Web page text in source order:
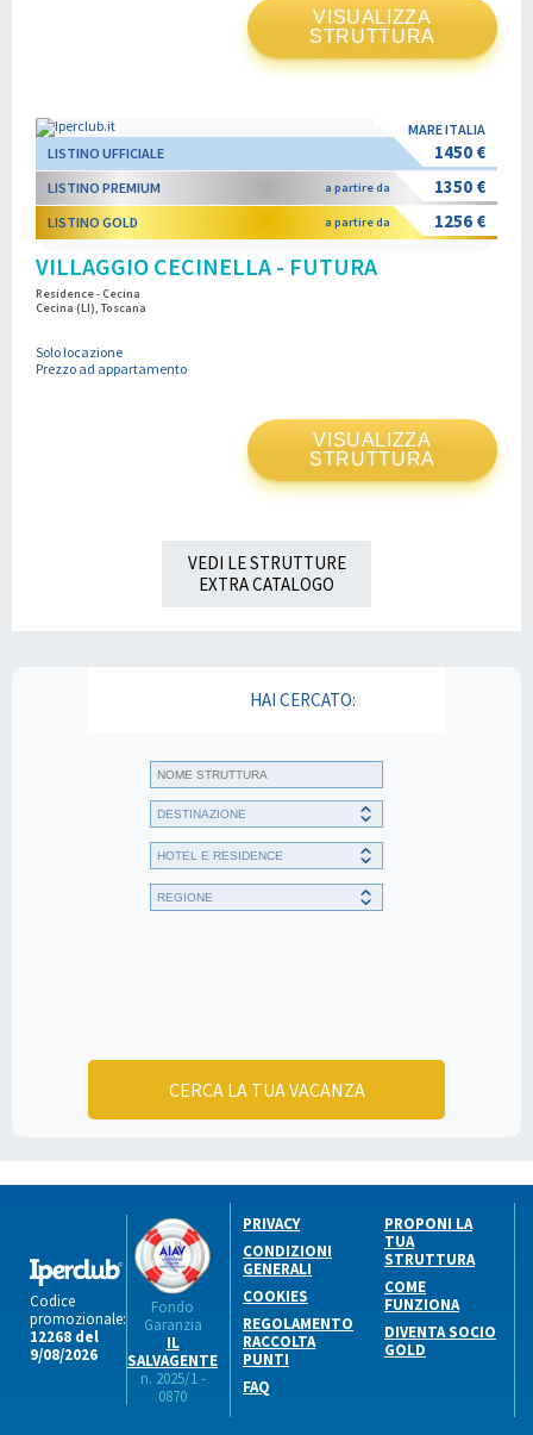
VISUALIZZA
STRUTTURA
MARE ITALIA
LISTINO UFFICIALE
1450 €
LISTINO PREMIUM a partire da 1350 €
LISTINO GOLD a partire da 1256 €
VILLAGGIO CECINELLA - FUTURA
Residence - Cecina
Cecina (LI), Toscana
Solo locazione
Prezzo ad appartamento
VISUALIZZA
STRUTTURA
VEDI LE STRUTTURE
EXTRA CATALOGO
HAI CERCATO:
CERCA LA TUA VACANZA
Codice
promozionale:
12268 del
9/08/2026
Fondo
Garanzia
IL
SALVAGENTE
n. 2025/1 -
0870
PRIVACY
CONDIZIONI
GENERALI
COOKIES
REGOLAMENTO
RACCOLTA
PUNTI
FAQ
PROPONI LA
TUA
STRUTTURA
COME
FUNZIONA
DIVENTA SOCIO
GOLD